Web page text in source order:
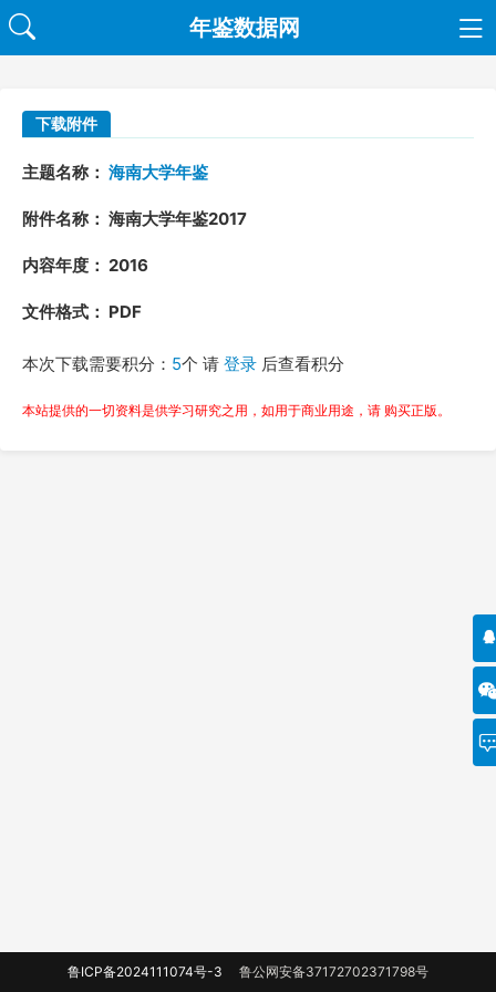
年鉴数据网
下载附件
主题名称： 海南大学年鉴
附件名称： 海南大学年鉴2017
内容年度： 2016
文件格式： PDF
本次下载需要积分： 5个 请 登录 后查看积分
本站提供的一切资料是供学习研究之用，如用于商业用途，请 购买正版。
鲁ICP备2024111074号-3 鲁公网安备37172702371798号